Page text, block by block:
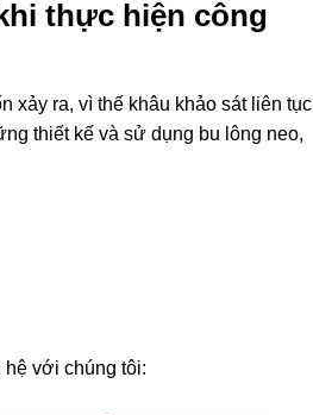
thực hiện công
xảy ra, vì thế khâu khảo sát liên tục
thiết kế và sử dụng bu lông neo,
hệ với chúng tôi: